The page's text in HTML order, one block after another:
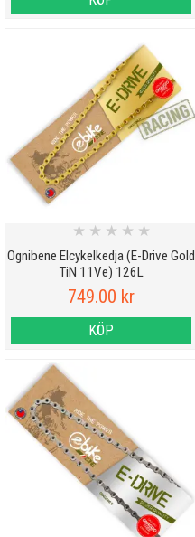
Ognibene Elcykelkedja (E-Drive Gold
TiN 11Ve) 126L
★ ★ ★ ★ ★
749.00 kr
KÖP